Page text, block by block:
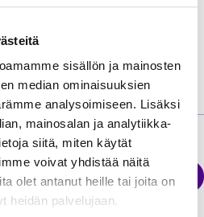
sisällön ja mainosten
median ominaisuuksien
analysoimiseen. Lisäksi
mainosalan ja analytiikka-
siitä, miten käytät
voivat yhdistää näitä
olet antanut heille tai joita on
heidän palvelujaan.
tilalle
Sähkökatkokartta